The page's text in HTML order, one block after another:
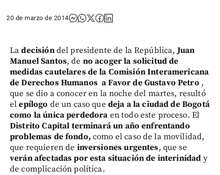
20 de marzo de 2014
Ladecisióndel presidente de la República,Juan
Manuel Santos, de no acoger la solicitud de
medidas cautelares de la Comisión Interamericana
de Derechos Humanos a Favor de Gustavo Petro ,
que se dio a conocer en la noche del martes, resultó
elepílogo de un caso que deja a la ciudad de Bogotá
como la única perdedora en todo este proceso. El
Distrito Capital terminará un año enfrentando
problemas de fondo, como el caso de la movilidad,
que requieren de inversiones urgentes, que se
verán afectadas por esta situación de interinidad y
de complicación política.